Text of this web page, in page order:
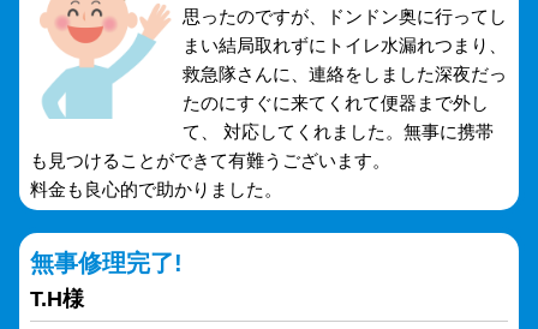
思ったのですが、ドンドン奥に行ってし
まい結局取れずにトイレ水漏れつまり、
救急隊さんに、連絡をしました深夜だっ
たのにすぐに来てくれて便器まで外し
て、 対応してくれました。無事に携帯
も見つけることができて有難うございます。
料金も良心的で助かりました。
無事修理完了!
T.H様